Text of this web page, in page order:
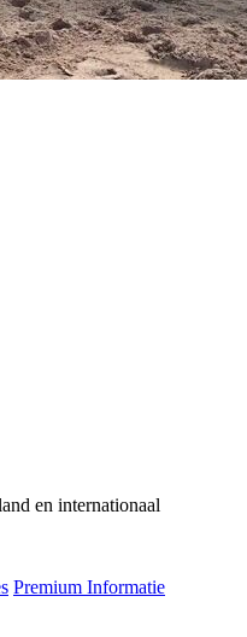
en internationaal
Premium Informatie